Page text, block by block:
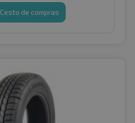
Cesto de compras